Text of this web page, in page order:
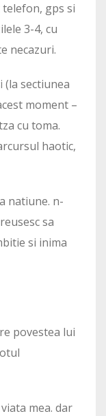
gps si
3-4, cu
necazuri.
(la sectiunea
moment –
cu toma.
haotic,
natiune. n-
sa
si inima
povestea lui
mea. dar